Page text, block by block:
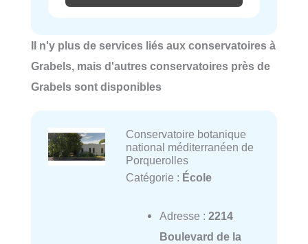
Il n'y plus de services liés aux conservatoires à
Grabels, mais d'autres conservatoires près de
Grabels sont disponibles
Conservatoire botanique
national méditerranéen de
Porquerolles
Catégorie : École
Adresse : 2214
Boulevard de la